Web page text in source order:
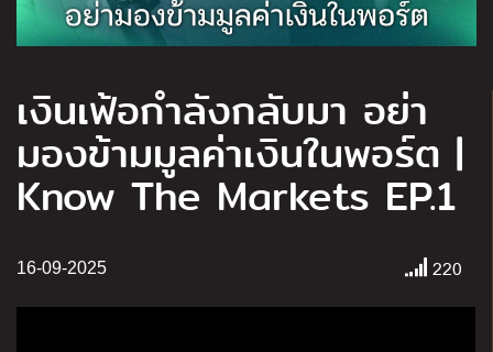
เงินเฟ้อกำลังกลับมา อย่า
มองข้ามมูลค่าเงินในพอร์ต |
Know The Markets EP.1
16-09-2025 220